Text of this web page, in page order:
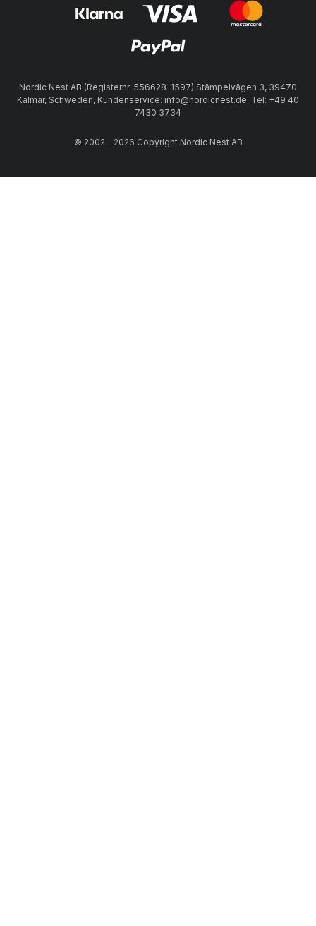
Nordic Nest AB (Registernr. 556628-1597) Stämpelvägen 3, 39470
Kalmar, Schweden, Kundenservice: info@nordicnest.de, Tel: +49 40
7430 3734
© 2002 - 2026 Copyright Nordic Nest AB